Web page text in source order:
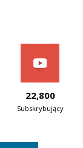
22,800
Subskrybujący